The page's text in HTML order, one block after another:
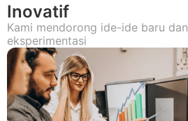
Inovatif
Kami mendorong ide-ide baru dan
eksperimentasi